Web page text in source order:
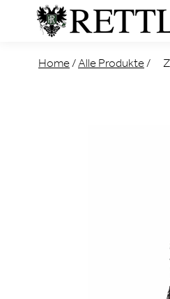
Home / Alle Produkte /